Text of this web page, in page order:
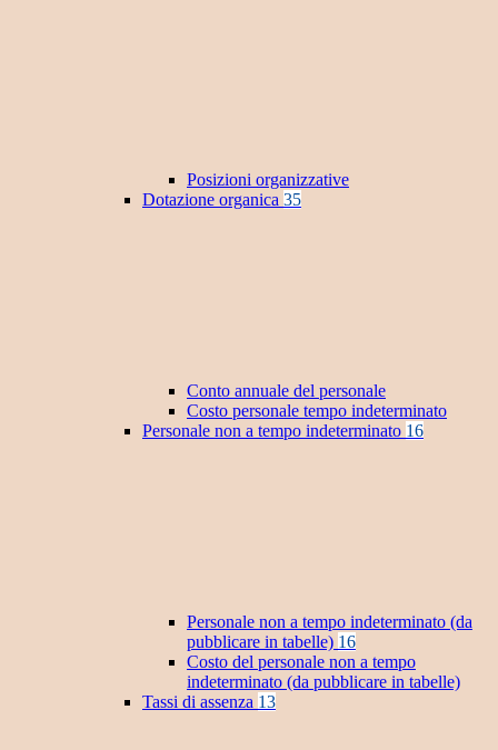
Posizioni organizzative
Dotazione organica 35
Conto annuale del personale
Costo personale tempo indeterminato
Personale non a tempo indeterminato 16
Personale non a tempo indeterminato (da
pubblicare in tabelle) 16
Costo del personale non a tempo
indeterminato (da pubblicare in tabelle)
Tassi di assenza 13